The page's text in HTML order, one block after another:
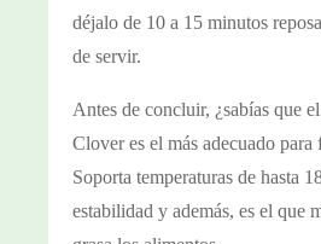
déjalo de 10 a 15 minutos
de servir.
Antes de concluir, ¿sabías que el
Clover es el más adecuado
Soporta temperaturas de hasta
estabilidad y además, es el que